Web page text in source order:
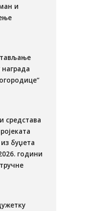
и
средстава
буџета
години